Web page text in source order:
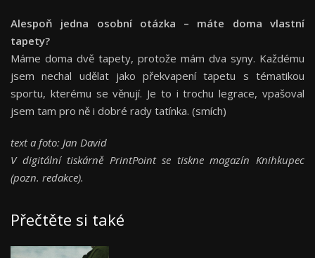
Alespoň jedna osobní otázka – máte doma vlastní
tapety?
Máme doma dvě tapety, protože mám dva syny. Každému
jsem nechal udělat jako překvapení tapetu s tématikou
sportu, kterému se věnují. Je to i trochu legrace, vpašoval
jsem tam pro ně i dobré rady tatínka. (smích)
text a foto: Jan David
V digitální tiskárně PrintPoint se tiskne magazín Knihkupec
(pozn. redakce).
Přečtěte si také